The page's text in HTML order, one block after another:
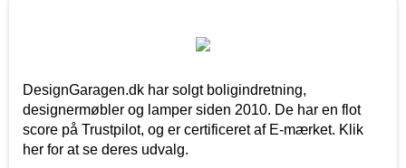
DesignGaragen.dk har solgt boligindretning,
designermøbler og lamper siden 2010. De har en flot
score på Trustpilot, og er certificeret af E-mærket. Klik
her for at se deres udvalg.